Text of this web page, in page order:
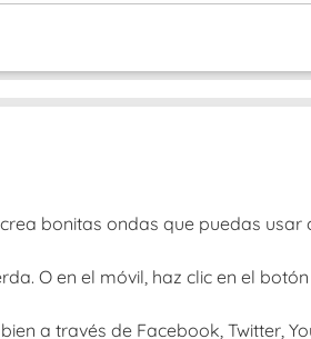
bonitas ondas que puedas usar
O en el móvil, haz clic en el
a través de Facebook, Twitter,